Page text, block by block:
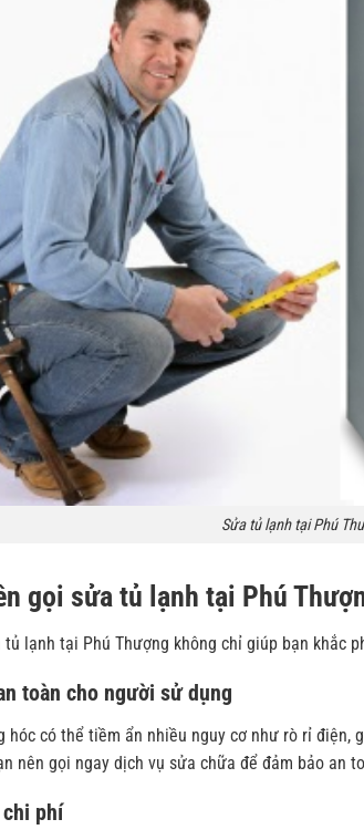
Sửa tủ lạnh tại Phú
gọi sửa tủ lạnh tại Phú
lạnh tại Phú Thượng không chỉ giúp bạn khắc
toàn cho người sử dụng
hóc có thể tiềm ẩn nhiều nguy cơ như rò rỉ điện,
nên gọi ngay dịch vụ sửa chữa để đảm bảo an
phí